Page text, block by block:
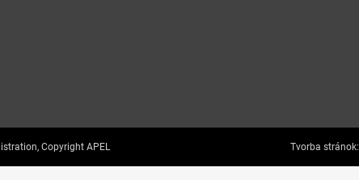
Copyright APEL Tvorba stránok: